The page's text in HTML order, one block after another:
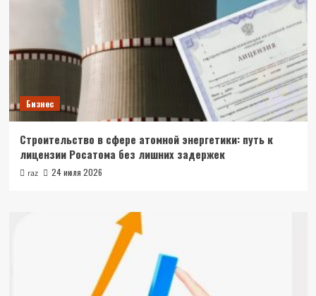
Бизнес
Строительство в сфере атомной энергетики: путь к
лицензии Росатома без лишних задержек
raz 24 июля 2026